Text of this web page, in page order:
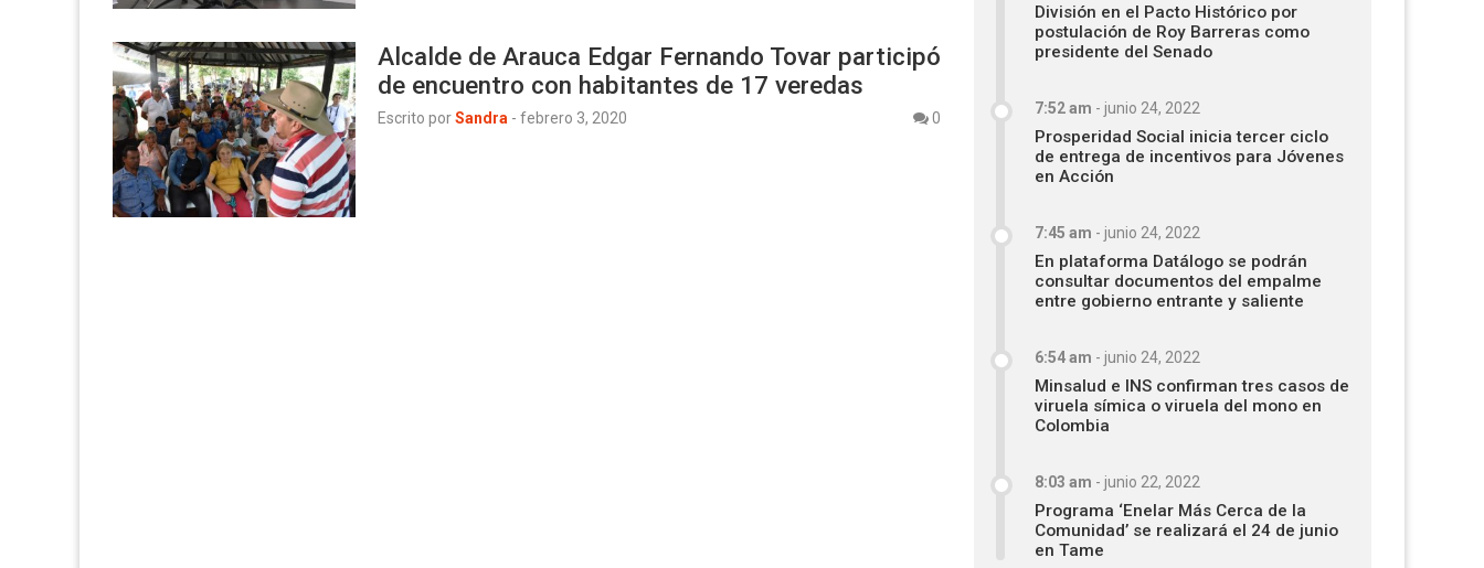
Alcalde de Arauca Edgar Fernando Tovar participó
de encuentro con habitantes de 17 veredas
Escrito porSandra - febrero 3, 2020 0
División en el Pacto Histórico por
postulación de Roy Barreras como
presidente del Senado
7:52 am - junio 24, 2022
Prosperidad Social inicia tercer ciclo
de entrega de incentivos para Jóvenes
en Acción
7:45 am - junio 24, 2022
En plataforma Datálogo se podrán
consultar documentos del empalme
entre gobierno entrante y saliente
6:54 am - junio 24, 2022
Minsalud e INS confirman tres casos de
viruela símica o viruela del mono en
Colombia
8:03 am - junio 22, 2022
Programa ‘Enelar Más Cerca de la
Comunidad’ se realizará el 24 de junio
en Tame